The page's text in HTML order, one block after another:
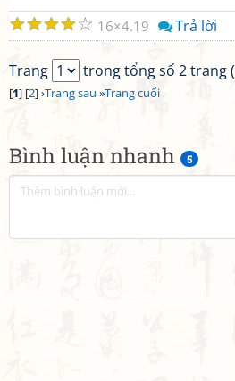
Bình luận nhanh 5
☆
☆
☆
☆
☆ 16 4.19 Trả lời
Trang trong tổng số 2 trang
[1] [2] ›Trang sau »Trang cuối